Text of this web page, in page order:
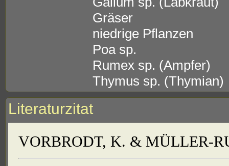
Gräser
niedrige Pflanzen
Poa sp.
Rumex sp. (Ampfer)
Thymus sp. (Thymian)
Literaturzitat
VORBRODT, K. & MÜLLER-